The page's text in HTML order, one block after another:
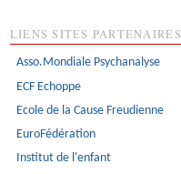
LIENS SITES PARTENAIRES
Asso.Mondiale Psychanalyse
ECF Echoppe
Ecole de la Cause Freudienne
EuroFédération
Institut de l'enfant